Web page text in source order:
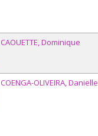
CAOUETTE Dominique
COENGA-OLIVEIRA Danielle